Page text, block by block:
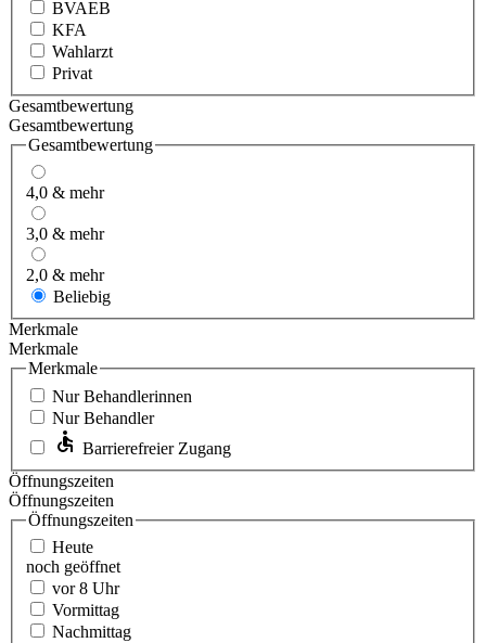
BVAEB
KFA
Wahlarzt
Privat
Gesamtbewertung
Gesamtbewertung
Gesamtbewertung
4,0 & mehr
3,0 & mehr
2,0 & mehr
Beliebig
Merkmale
Merkmale
Merkmale
Nur Behandlerinnen
Nur Behandler
Barrierefreier Zugang
Öffnungszeiten
Öffnungszeiten
Öffnungszeiten
Heute
noch geöffnet
vor 8 Uhr
Vormittag
Nachmittag